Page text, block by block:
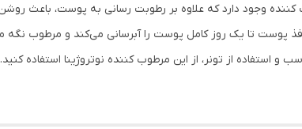
از تونر، از این مرطوب کننده نوتروژینا استفاده کنید.